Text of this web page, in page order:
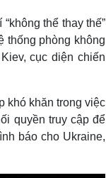
thể thay thế”
thống phòng không
cục diện chiến
khó khăn trong việc
quyền truy cập để
báo cho Ukraine,